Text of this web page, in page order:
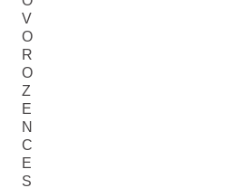
V
O
R
O
Z
E
N
C
E
S